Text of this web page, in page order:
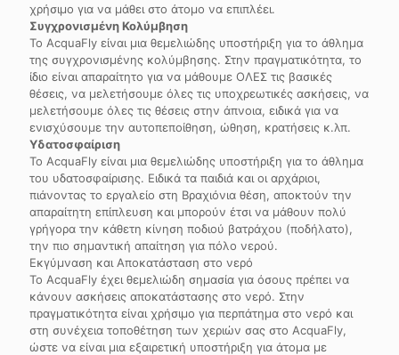
χρήσιμο για να μάθει στο άτομο να επιπλέει.
Συγχρονισμένη Κολύμβηση
Το AcquaFly είναι μια θεμελιώδης υποστήριξη για το άθλημα
της συγχρονισμένης κολύμβησης. Στην πραγματικότητα, το
ίδιο είναι απαραίτητο για να μάθουμε ΟΛΕΣ τις βασικές
θέσεις, να μελετήσουμε όλες τις υποχρεωτικές ασκήσεις, να
μελετήσουμε όλες τις θέσεις στην άπνοια, ειδικά για να
ενισχύσουμε την αυτοπεποίθηση, ώθηση, κρατήσεις κ.λπ.
Υδατοσφαίριση
Το AcquaFly είναι μια θεμελιώδης υποστήριξη για το άθλημα
του υδατοσφαίρισης. Ειδικά τα παιδιά και οι αρχάριοι,
πιάνοντας το εργαλείο στη Βραχιόνια θέση, αποκτούν την
απαραίτητη επίπλευση και μπορούν έτσι να μάθουν πολύ
γρήγορα την κάθετη κίνηση ποδιού βατράχου (ποδήλατο),
την πιο σημαντική απαίτηση για πόλο νερού.
Εκγύμναση και Αποκατάσταση στο νερό
Το AcquaFly έχει θεμελιώδη σημασία για όσους πρέπει να
κάνουν ασκήσεις αποκατάστασης στο νερό. Στην
πραγματικότητα είναι χρήσιμο για περπάτημα στο νερό και
στη συνέχεια τοποθέτηση των χεριών σας στο AcquaFly,
ώστε να είναι μια εξαιρετική υποστήριξη για άτομα με